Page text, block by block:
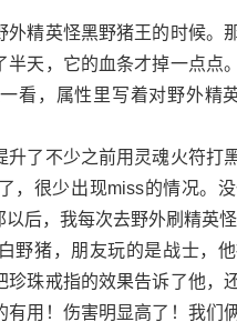
精英怪黑野猪王的时候。
半天，它的血条才掉一点点
看，属性里写着对野外精
了不少之前用灵魂火符打
，很少出现miss的情况。
后，我每次去野外刷精英
野猪，朋友玩的是战士，
珠戒指的效果告诉了他，
用！伤害明显高了！我们